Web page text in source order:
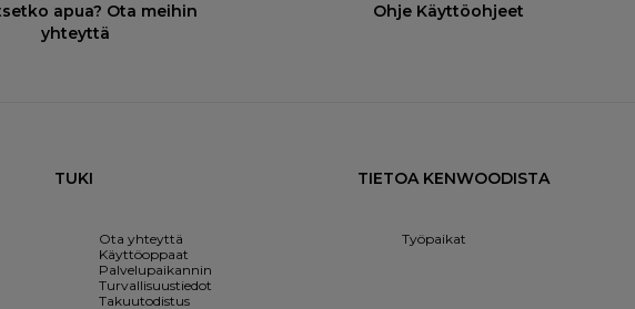
apua? Ota meihin
yhteyttä
Ohje Käyttöohjeet
TUKI
Ota yhteyttä
Käyttöoppaat
Palvelupaikannin
Turvallisuustiedot
Takuutodistus
TIETOA KENWOODISTA
Työpaikat